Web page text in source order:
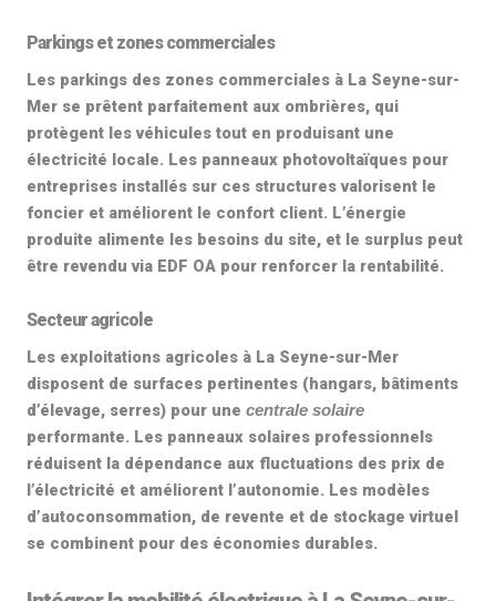
Parkings et zones commerciales
Les parkings des zones commerciales à La Seyne-sur-
Mer se prêtent parfaitement aux ombrières, qui
protègent les véhicules tout en produisant une
électricité locale. Les panneaux photovoltaïques pour
entreprises installés sur ces structures valorisent le
foncier et améliorent le confort client. L’énergie
produite alimente les besoins du site, et le surplus peut
être revendu via EDF OA pour renforcer la rentabilité.
Secteur agricole
Les exploitations agricoles à La Seyne-sur-Mer
disposent de surfaces pertinentes (hangars, bâtiments
d’élevage, serres) pour une centrale solaire
performante. Les panneaux solaires professionnels
réduisent la dépendance aux fluctuations des prix de
l’électricité et améliorent l’autonomie. Les modèles
d’autoconsommation, de revente et de stockage virtuel
se combinent pour des économies durables.